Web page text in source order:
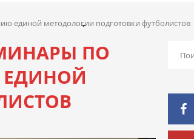
единой методологии подготовки футболистов
ПО
ЕДИНОЙ